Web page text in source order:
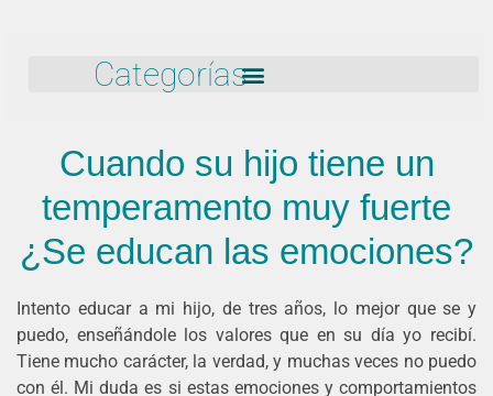
Cuando su hijo tiene un
temperamento muy fuerte
¿Se educan las emociones?
Intento educar a mi hijo, de tres años, lo mejor que se y
puedo, enseñándole los valores que en su día yo recibí.
Tiene mucho carácter, la verdad, y muchas veces no puedo
con él. Mi duda es si estas emociones y comportamientos
Categorías